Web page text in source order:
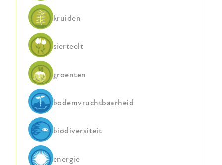
kruiden
sierteelt
groenten
bodemvruchtbaarheid
biodiversiteit
energie